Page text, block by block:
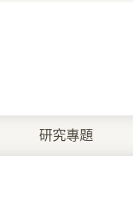
研究專題